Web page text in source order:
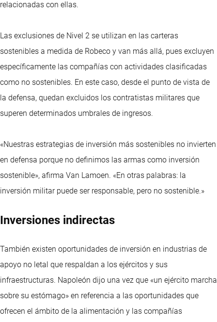
relacionadas con ellas.
Las exclusiones de Nivel 2 se utilizan en las carteras
sostenibles a medida de Robeco y van más allá, pues excluyen
específicamente las compañías con actividades clasificadas
como no sostenibles. En este caso, desde el punto de vista de
la defensa, quedan excluidos los contratistas militares que
superen determinados umbrales de ingresos.
«Nuestras estrategias de inversión más sostenibles no invierten
en defensa porque no definimos las armas como inversión
sostenible», afirma Van Lamoen. «En otras palabras: la
inversión militar puede ser responsable, pero no sostenible.»
Inversiones indirectas
También existen oportunidades de inversión en industrias de
apoyo no letal que respaldan a los ejércitos y sus
infraestructuras. Napoleón dijo una vez que «un ejército marcha
sobre su estómago» en referencia a las oportunidades que
ofrecen el ámbito de la alimentación y las compañías